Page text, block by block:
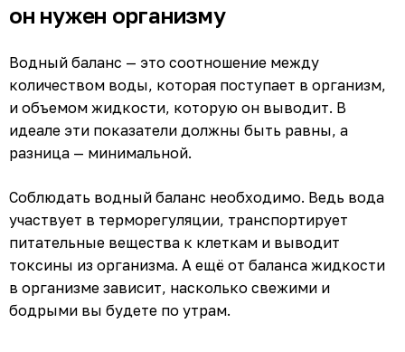
он нужен организму
Водный баланс — это соотношение между
количеством воды, которая поступает в организм,
и объемом жидкости, которую он выводит. В
идеале эти показатели должны быть равны, а
разница — минимальной.
Соблюдать водный баланс необходимо. Ведь вода
участвует в терморегуляции, транспортирует
питательные вещества к клеткам и выводит
токсины из организма. А ещё от баланса жидкости
в организме зависит, насколько свежими и
бодрыми вы будете по утрам.